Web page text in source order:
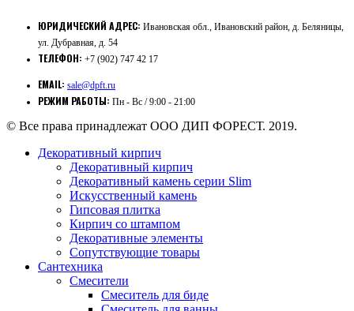
ЮРИДИЧЕСКИЙ АДРЕС: Ивановская обл., Ивановский район, д. Беляницы,
ул. Дубравная, д. 54
ТЕЛЕФОН: +7 (902) 747 42 17
EMAIL: sale@dpft.ru
РЕЖИМ РАБОТЫ: Пн - Вс / 9:00 - 21:00
© Все права принадлежат ООО ДИП ФОРЕСТ. 2019.
Декоративный кирпич
Декоративный кирпич
Декоративный камень серии Slim
Искусственный камень
Гипсовая плитка
Кирпич со штампом
Декоративные элементы
Сопутствующие товары
Сантехника
Смесители
Смеситель для биде